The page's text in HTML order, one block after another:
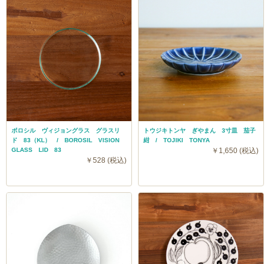
ボロシル ヴィジョングラス グラスリ
ド 83（KL） / BOROSIL VISION
GLASS LID 83
￥528 (税込)
トウジキトンヤ ぎやまん 3寸皿 茄子
紺 / TOJIKI TONYA
￥1,650 (税込)